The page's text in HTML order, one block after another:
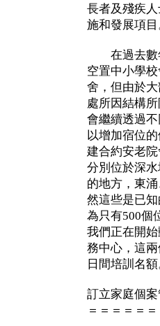
長者及殘疾
施和發展項目
在過去數年
空置中小學
舍，但由於
處所因結構
會繼續透過
以增加宿位
建合約安老
分別位於深
的地方，東
然這些是已
為只有500個
我們正在開
務中心，這
日間培訓名額
訂立家庭個
＝＝＝＝＝